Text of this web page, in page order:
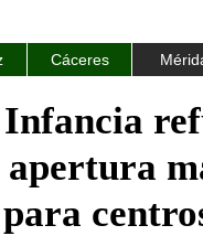
Cáceres
apertura